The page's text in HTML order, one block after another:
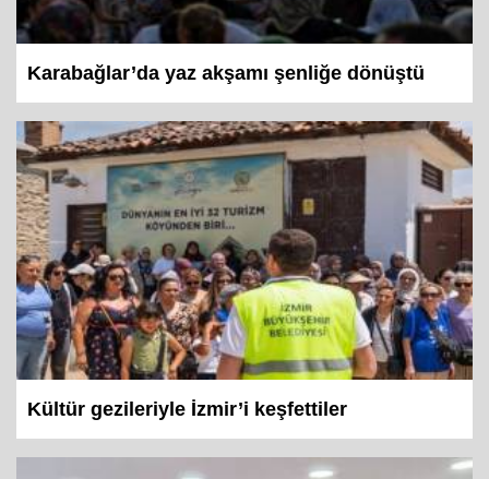
Karabağlar’da yaz akşamı şenliğe dönüştü
Kültür gezileriyle İzmir’i keşfettiler